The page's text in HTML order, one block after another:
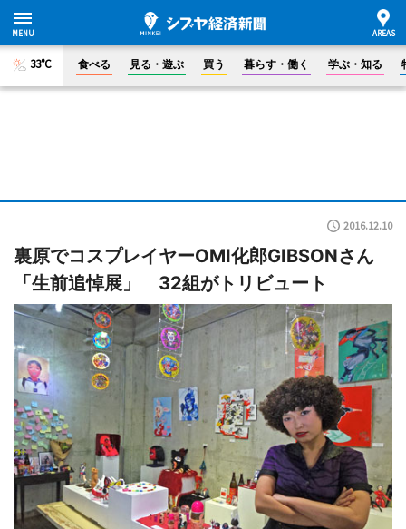
33°C 食べる 見る・遊ぶ 買う 暮らす・働く 学ぶ・知る
2016.12.10
裏原でコスプレイヤーOMI化郎GIBSONさん
「生前追悼展」 32組がトリビュート